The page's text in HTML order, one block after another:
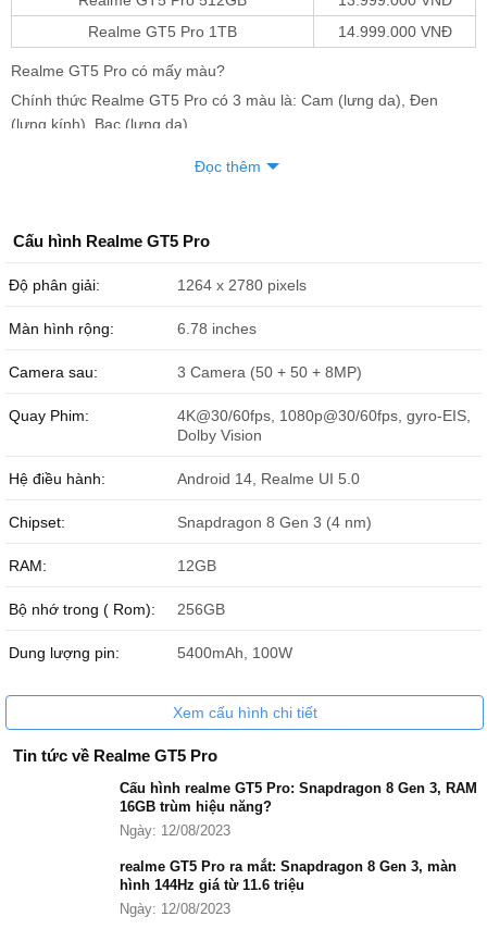
Realme GT5 Pro 1TB
14.999.000 VNĐ
Realme GT5 Pro có mấy màu?
Chính thức Realme GT5 Pro có 3 màu là: Cam (lưng da), Đen
(lưng kính), Bạc (lưng da).
Bản màu tùy chọn Realme GT5 Pro. Nguồn: realme.
Về thiết kế của Realme GT5 Pro ấn tượng mới
Chiếc điện thoại Realme GT5 Pro, đây là dòng điện thoại cao cấp
hoàn thiện bởi chất liệu cao cấp nhất như da, kính và kim loại có
đường nét bo cong mang đến sự cân đối và thêm phần hài hòa
hơn cho chiếc điện thoại.
điện thoại tràn viền. Mang lại vẻ ngoài sang trọng và vô cùng đẳng
người dùng cầm nắm rất chắc tay, thỏa mái khi sử dụng cả một
Đọc thêm
Cấu hình Realme GT5 Pro
Độ phân giải: 1264 x 2780 pixels
Màn hình rộng: 6.78 inches
Camera sau: 3 Camera (50 + 50 + 8MP)
Quay Phim:
4K@30/60fps, 1080p@30/60fps, gyro-EIS,
Dolby Vision
Hệ điều hành: Android 14, Realme UI 5.0
Chipset: Snapdragon 8 Gen 3 (4 nm)
RAM: 12GB
Bộ nhớ trong ( Rom): 256GB
Dung lượng pin: 5400mAh, 100W
Xem cấu hình chi tiết
Tin tức về Realme GT5 Pro
Cấu hình realme GT5 Pro: Snapdragon 8 Gen 3, RAM
16GB trùm hiệu năng?
Ngày: 12/08/2023
realme GT5 Pro ra mắt: Snapdragon 8 Gen 3, màn
hình 144Hz giá từ 11.6 triệu
Ngày: 12/08/2023